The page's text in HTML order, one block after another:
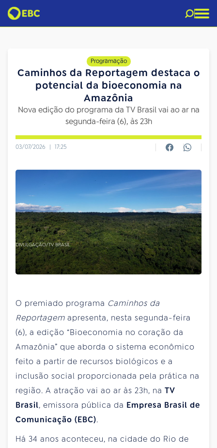
Programação
Caminhos da Reportagem destaca o
potencial da bioeconomia na
Amazônia
Nova edição do programa da TV Brasil vai ao ar na
segunda-feira (6), às 23h
03/07/2026 | 17:25
DIVULGAÇÃO/TV BRASIL
O premiado programa Caminhos da
Reportagem apresenta, nesta segunda-feira
(6), a edição “Bioeconomia no coração da
Amazônia” que aborda o sistema econômico
feito a partir de recursos biológicos e a
inclusão social proporcionada pela prática na
região. A atração vai ao ar às 23h, na TV
Brasil, emissora pública da Empresa Brasil de
Comunicação (EBC).
Há 34 anos aconteceu, na cidade do Rio de